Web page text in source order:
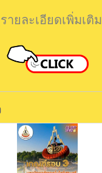
ายละเอียดเพิ่มเติม